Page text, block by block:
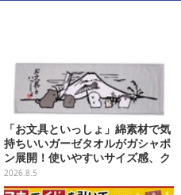
「お文具といっしょ」綿素材で気
持ちいいガーゼタオルがガシャポ
ン展開！使いやすいサイズ感、ク
ールな和柄や可愛らしいお寿司な
ど全4種
2026.8.5